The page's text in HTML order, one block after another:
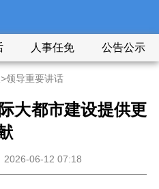
人事任免 公告公示
>领导重要讲话
大都市建设提供更
2026-06-12 07:18